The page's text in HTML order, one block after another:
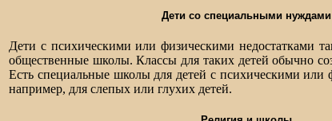
Дети со специальными нуждами
Дети с психическими или физическими недостатками
общественные школы. Классы для таких детей обычно
Есть специальные школы для детей с психическими или
например, для слепых или глухих детей.